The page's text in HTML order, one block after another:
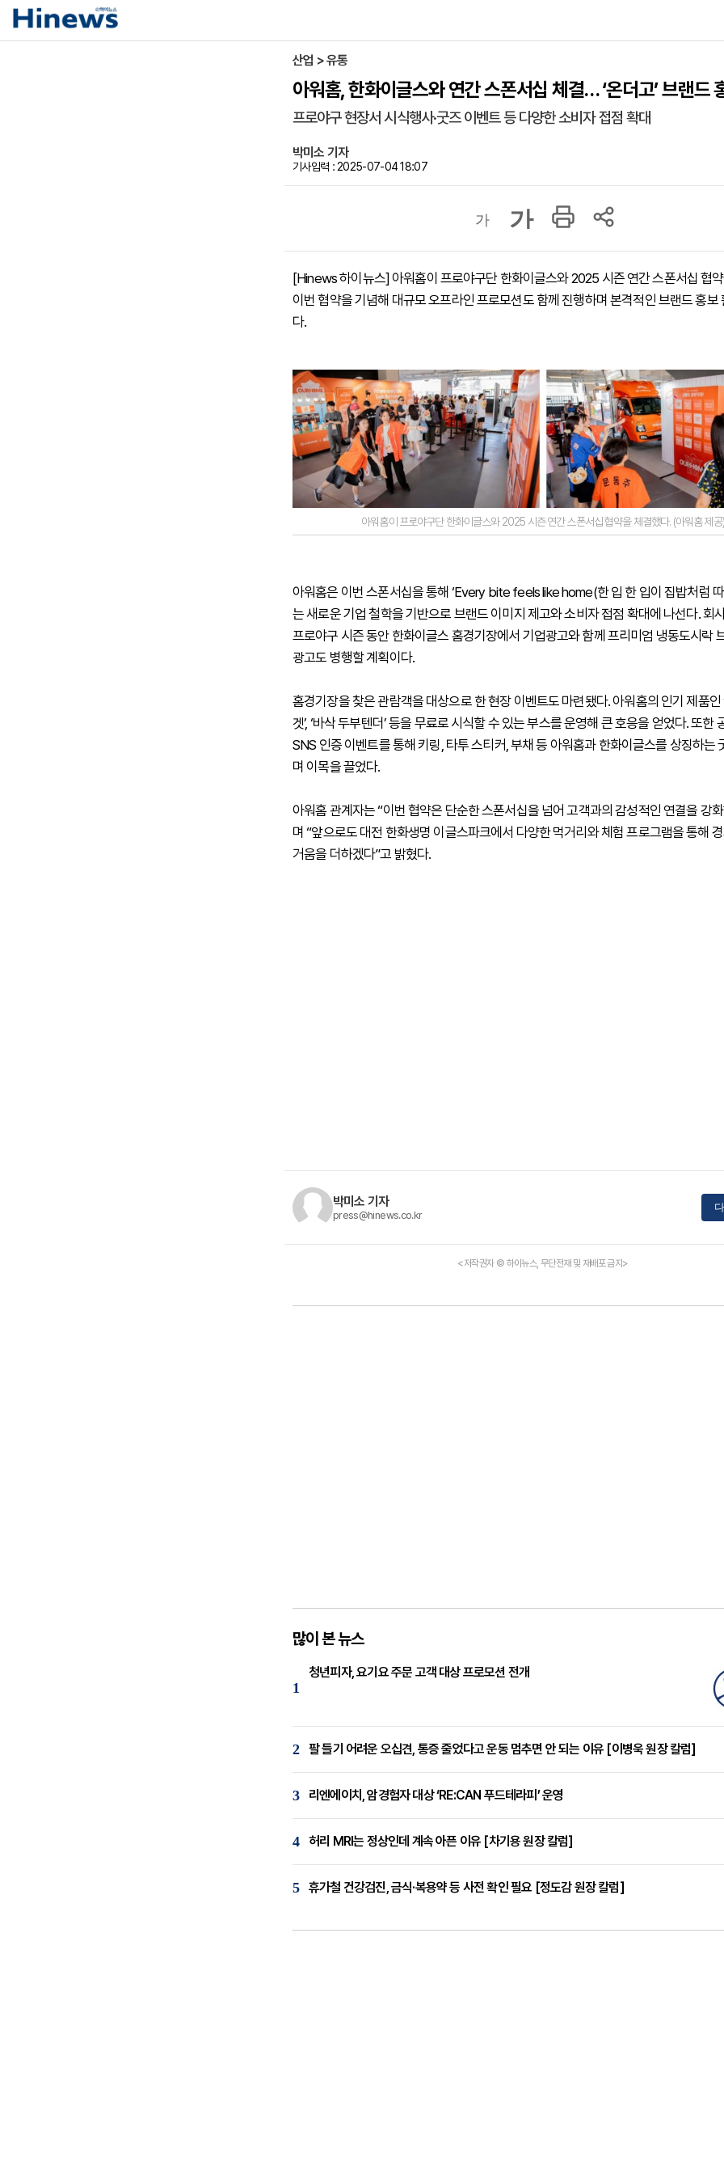
산업 > 유통
아워홈, 한화이글스와 연간 스폰서십 체결… ‘온더고’ 브랜드
프로야구 현장서 시식행사·굿즈 이벤트 등 다양한 소비자 접점 확대
박미소 기자
기사입력 : 2025-07-04 18:07
가 가
[Hinews 하이뉴스] 아워홈이 프로야구단 한화이글스와 2025 시즌 연간 스폰서십 협
이번 협약을 기념해 대규모 오프라인 프로모션도 함께 진행하며 본격적인 브랜드 홍보
다.
아워홈이 프로야구단 한화이글스와 2025 시즌 연간 스폰서십 협약을 체결했다. (아워홈 제공)
아워홈은 이번 스폰서십을 통해 ‘Every bite feels like home(한 입 한 입이 집밥처럼
는 새로운 기업 철학을 기반으로 브랜드 이미지 제고와 소비자 접점 확대에 나선다. 회
프로야구 시즌 동안 한화이글스 홈경기장에서 기업광고와 함께 프리미엄 냉동도시락
광고도 병행할 계획이다.
홈경기장을 찾은 관람객을 대상으로 한 현장 이벤트도 마련됐다. 아워홈의 인기 제품인
겟’, ‘바삭 두부텐더’ 등을 무료로 시식할 수 있는 부스를 운영해 큰 호응을 얻었다. 또한
SNS 인증 이벤트를 통해 키링, 타투 스티커, 부채 등 아워홈과 한화이글스를 상징하는
며 이목을 끌었다.
아워홈 관계자는 “이번 협약은 단순한 스폰서십을 넘어 고객과의 감성적인 연결을 강
며 “앞으로도 대전 한화생명 이글스파크에서 다양한 먹거리와 체험 프로그램을 통해
거움을 더하겠다”고 밝혔다.
박미소 기자
press@hinews.co.kr
<저작권자 © 하이뉴스, 무단전재 및 재배포 금지>
많이 본 뉴스
1
청년피자, 요기요 주문 고객 대상 프로모션 전개
2 팔 들기 어려운 오십견, 통증 줄었다고 운동 멈추면 안 되는 이유 [이병욱 원장 칼럼]
3 리엔에이치, 암경험자 대상 ‘RE:CAN 푸드테라피’ 운영
4 허리 MRI는 정상인데 계속 아픈 이유 [차기용 원장 칼럼]
5 휴가철 건강검진, 금식·복용약 등 사전 확인 필요 [정도감 원장 칼럼]